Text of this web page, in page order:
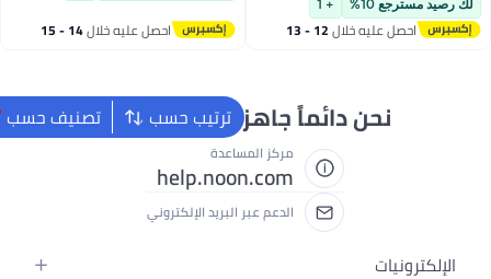
احصل عليه خلال 14 - 15
ترتيب حسب تصنيف حسبلمساعدتك